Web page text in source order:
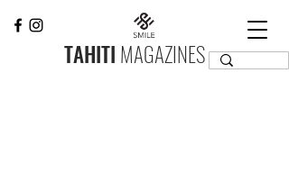
TAHITI MAGAZINES